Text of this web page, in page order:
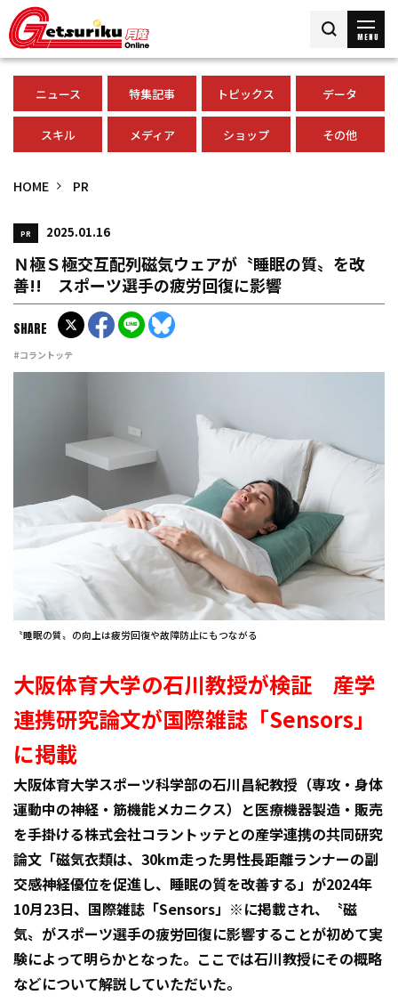
MENU
ニュース 特集記事 トピックス データ
スキル メディア ショップ その他
HOME PR
PR 2025.01.16
Ｎ極Ｓ極交互配列磁気ウェアが〝睡眠の質〟を改
善!! スポーツ選手の疲労回復に影響
#コラントッテ
SHARE
〝睡眠の質〟の向上は疲労回復や故障防止にもつながる
大阪体育大学の石川教授が検証 産学
連携研究論文が国際雑誌「Sensors」
に掲載
大阪体育大学スポーツ科学部の石川昌紀教授（専攻・身体
運動中の神経・筋機能メカニクス）と医療機器製造・販売
を手掛ける株式会社コラントッテとの産学連携の共同研究
論文「磁気衣類は、30km走った男性長距離ランナーの副
交感神経優位を促進し、睡眠の質を改善する」が2024年
10月23日、国際雑誌「Sensors」※に掲載され、〝磁
気〟がスポーツ選手の疲労回復に影響することが初めて実
験によって明らかとなった。ここでは石川教授にその概略
などについて解説していただいた。